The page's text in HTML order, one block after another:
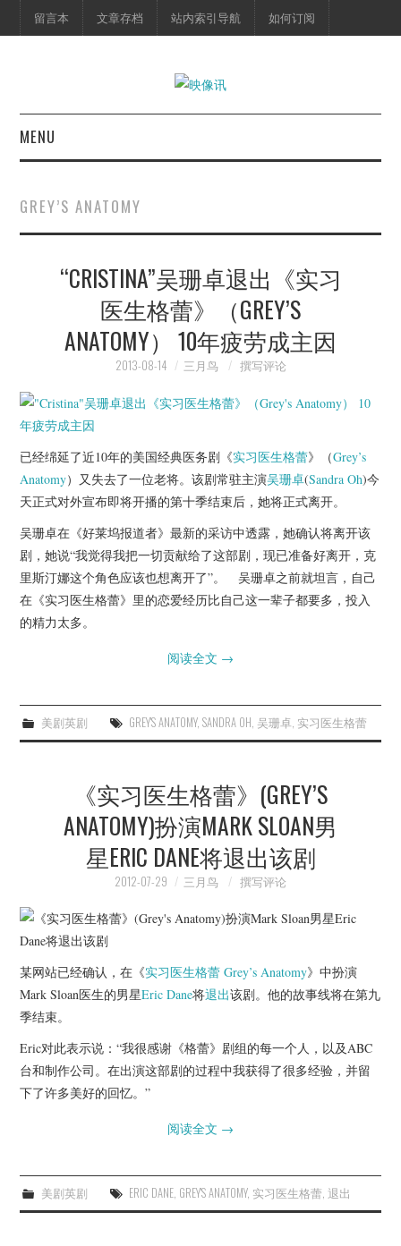
留言本 文章存档 站内索引导航 如何订阅
MENU
映像快讯
预告片
海报剧照
杂七杂八
美剧英剧
电影档期
推荐电影
GREY’S ANATOMY
“CRISTINA”吴珊卓退出《实习
医生格蕾》（GREY’S
ANATOMY） 10年疲劳成主因
2013-08-14 三月鸟 撰写评论
已经绵延了近10年的美国经典医务剧《实习医生格蕾》（Grey’s
Anatomy）又失去了一位老将。该剧常驻主演吴珊卓(Sandra Oh)今
天正式对外宣布即将开播的第十季结束后，她将正式离开。
吴珊卓在《好莱坞报道者》最新的采访中透露，她确认将离开该
剧，她说“我觉得我把一切贡献给了这部剧，现已准备好离开，克
里斯汀娜这个角色应该也想离开了”。 吴珊卓之前就坦言，自己
在《实习医生格蕾》里的恋爱经历比自己这一辈子都要多，投入
的精力太多。
阅读全文 →
美剧英剧 GREY'S ANATOMY, SANDRA OH, 吴珊卓, 实习医生格蕾
《实习医生格蕾》(GREY’S
ANATOMY)扮演MARK SLOAN男
星ERIC DANE将退出该剧
2012-07-29 三月鸟 撰写评论
某网站已经确认，在《实习医生格蕾 Grey’s Anatomy》中扮演
Mark Sloan医生的男星Eric Dane将退出该剧。他的故事线将在第九
季结束。
Eric对此表示说：“我很感谢《格蕾》剧组的每一个人，以及ABC
台和制作公司。在出演这部剧的过程中我获得了很多经验，并留
下了许多美好的回忆。”
阅读全文 →
美剧英剧 ERIC DANE, GREY'S ANATOMY, 实习医生格蕾, 退出